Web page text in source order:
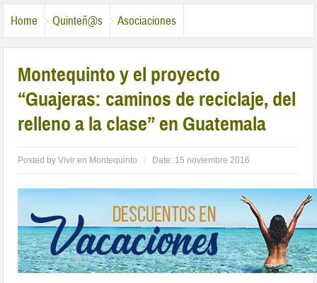
Home Quinteñ@s Asociaciones
Montequinto y el proyecto
“Guajeras: caminos de reciclaje, del
relleno a la clase” en Guatemala
Posted byVivir en Montequinto Date: 15 noviembre 2016